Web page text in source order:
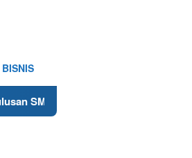
BISNIS
di Cilacap Tahun 2025